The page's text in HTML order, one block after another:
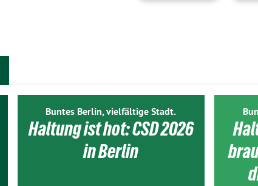
Buntes Berlin, vielfältige Stadt.
Haltung ist hot: CSD 2026
in Berlin